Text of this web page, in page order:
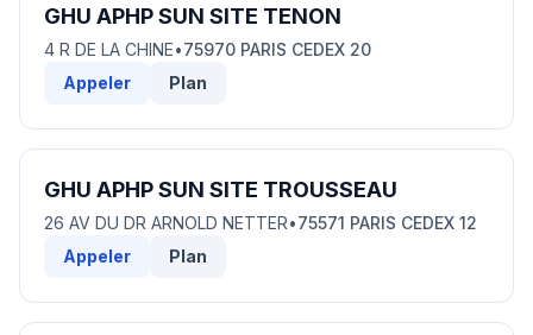
GHU APHP SUN SITE TENON
4 R DE LA CHINE•75970 PARIS CEDEX 20
Appeler
Plan
GHU APHP SUN SITE TROUSSEAU
26 AV DU DR ARNOLD NETTER•75571 PARIS CEDEX 12
Appeler
Plan